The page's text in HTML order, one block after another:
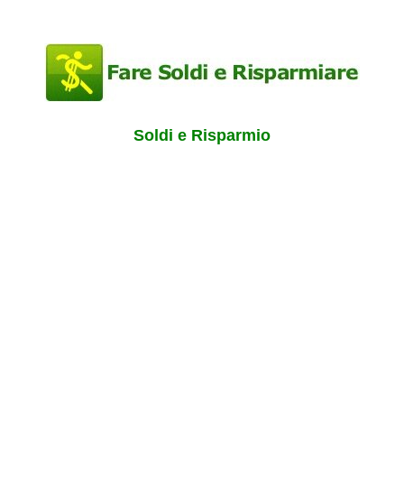
Soldi e Risparmio